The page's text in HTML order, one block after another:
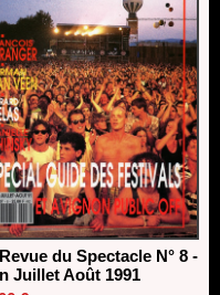
du Spectacle N° 8 -
Juillet Août 1991